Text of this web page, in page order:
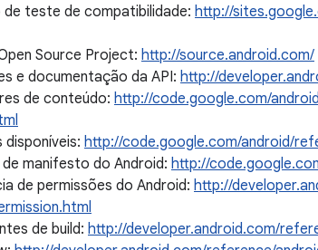
de teste de compatibilidade: http://
Source Project: http://source.android.com/
e documentação da API: http://
de conteúdo: http://code.google.com/
disponíveis: http://code.google.com/android/
manifesto do Android: http://
de permissões do Android: http://
de build: http://developer.android.com/